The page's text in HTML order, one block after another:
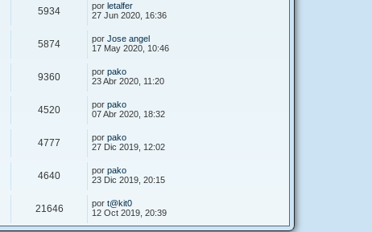
5934 por letalfer
27 Jun 2020, 16:36
5874 por Jose angel
17 May 2020, 10:46
9360 por pako
23 Abr 2020, 11:20
4520 por pako
07 Abr 2020, 18:32
4777 por pako
27 Dic 2019, 12:02
4640 por pako
23 Dic 2019, 20:15
21646 por t@kit0
12 Oct 2019, 20:39